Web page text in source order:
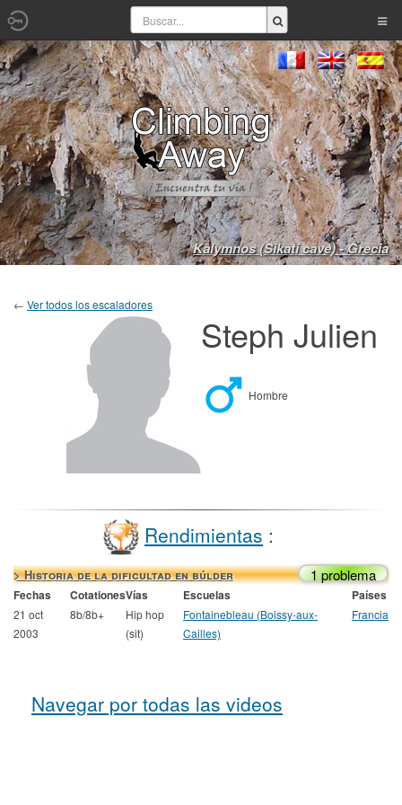
Kalymnos (Sikati cave) - Grecia
← Ver todos los escaladores
Steph Julien
Hombre
Rendimientas :
> Historia de la dificultad en búlder 1 problema
Fechas CotationesVías Escuelas Países
21 oct
2003
8b/8b+
Hip hop
(sit)
Fontainebleau (Boissy-aux-
Cailles)
Francia
Navegar por todas las videos